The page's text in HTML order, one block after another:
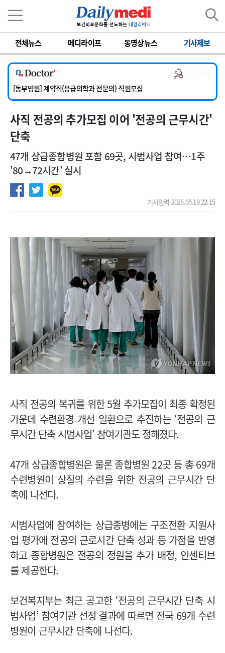
전체뉴스 메디라이프 동영상뉴스 기사제보
[서울아산병원] 2026년 하반기 인턴 모집
[영남대학교의료원] 마취통증의학과 임기제 임상의사 채용
[충남대학교병원] 소아청소년과(소아응급전담) 계약직 의사 공개채용
[동부병원] 계약직(응급의학과 전문의) 직원모집
[이대목동병원] 하반기 전공의(레지던트1년차) 모집
[서울아산병원] 2026년 하반기 인턴 모집
[영남대학교의료원] 마취통증의학과 임기제 임상의사 채용
사직 전공의 추가모집 이어 '전공의 근무시간'
단축
47개 상급종합병원 포함 69곳, 시범사업 참여…1주
'80→72시간' 실시
기사입력 2025.05.19 22:15
사직 전공의 복귀를 위한 5월 추가모집이 최종 확정된
가운데 수련환경 개선 일환으로 추진하는 ‘전공의 근
무시간 단축 시범사업’ 참여기관도 정해졌다.
47개 상급종합병원은 물론 종합병원 22곳 등 총 69개
수련병원이 상질의 수련을 위한 전공의 근무시간 단
축에 나선다.
시범사업에 참여하는 상급종병에는 구조전환 지원사
업 평가에 전공의 근로시간 단축 성과 등 가점을 반영
하고 종합병원은 전공의 정원을 추가 배정, 인센티브
를 제공한다.
보건복지부는 최근 공고한 ‘전공의 근무시간 단축 시
범사업’ 참여기관 선정 결과에 따르면 전국 69개 수련
병원이 근무시간 단축에 나선다.